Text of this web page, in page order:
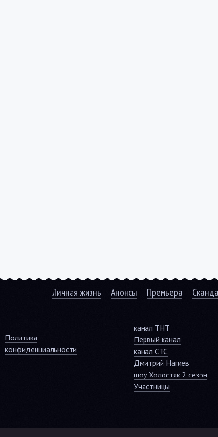
Личная жизнь Анонсы Премьера
Политика
конфиденциальности
канал ТНТ
Первый канал
канал СТС
Дмитрий Нагиев
шоу Холостяк 2 сезон
Участницы